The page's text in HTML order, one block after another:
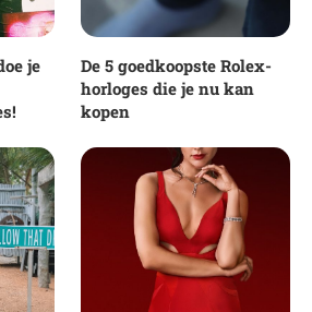
je
De 5 goedkoopste Rolex-
horloges die je nu kan
kopen